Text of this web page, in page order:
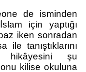
de isminden
için yaptığı
iken sonradan
ile tanıştıklarını
hikâyesini şu
kilise okuluna